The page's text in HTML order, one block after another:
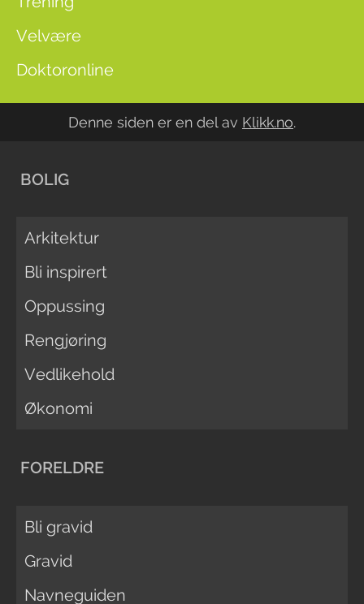
Velvære
Doktoronline
Denne siden er en del av Klikk.no.
BOLIG
Arkitektur
Bli inspirert
Oppussing
Rengjøring
Vedlikehold
Økonomi
FORELDRE
Bli gravid
Gravid
Navneguiden